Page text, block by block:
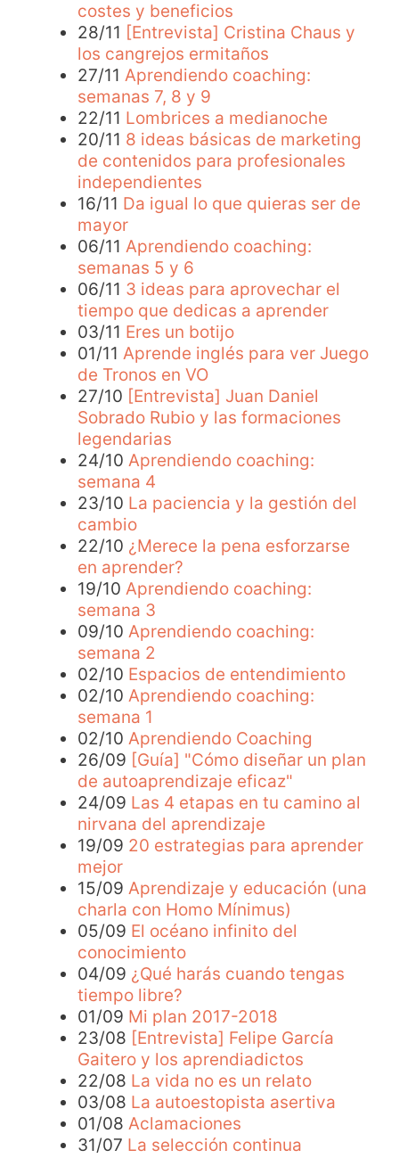
costes y beneficios
28/11 [Entrevista] Cristina Chaus y
los cangrejos ermitaños
27/11 Aprendiendo coaching:
semanas 7, 8 y 9
22/11 Lombrices a medianoche
20/11 8 ideas básicas de marketing
de contenidos para profesionales
independientes
16/11 Da igual lo que quieras ser de
mayor
06/11 Aprendiendo coaching:
semanas 5 y 6
06/11 3 ideas para aprovechar el
tiempo que dedicas a aprender
03/11 Eres un botijo
01/11 Aprende inglés para ver Juego
de Tronos en VO
27/10 [Entrevista] Juan Daniel
Sobrado Rubio y las formaciones
legendarias
24/10 Aprendiendo coaching:
semana 4
23/10 La paciencia y la gestión del
cambio
22/10 ¿Merece la pena esforzarse
en aprender?
19/10 Aprendiendo coaching:
semana 3
09/10 Aprendiendo coaching:
semana 2
02/10 Espacios de entendimiento
02/10 Aprendiendo coaching:
semana 1
02/10 Aprendiendo Coaching
26/09 [Guía] "Cómo diseñar un plan
de autoaprendizaje eficaz"
24/09 Las 4 etapas en tu camino al
nirvana del aprendizaje
19/09 20 estrategias para aprender
mejor
15/09 Aprendizaje y educación (una
charla con Homo Mínimus)
05/09 El océano infinito del
conocimiento
04/09 ¿Qué harás cuando tengas
tiempo libre?
01/09 Mi plan 2017-2018
23/08 [Entrevista] Felipe García
Gaitero y los aprendiadictos
22/08 La vida no es un relato
03/08 La autoestopista asertiva
01/08 Aclamaciones
31/07 La selección continua